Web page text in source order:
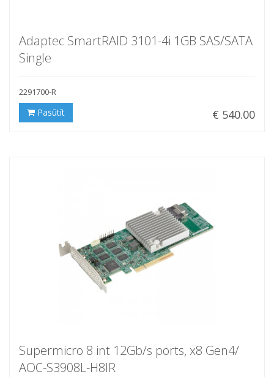
Adaptec SmartRAID 3101-4i 1GB SAS/SATA
Single
2291700-R
€ 540.00
Pasūtīt
Supermicro 8 int 12Gb/s ports, x8 Gen4/
AOC-S3908L-H8IR